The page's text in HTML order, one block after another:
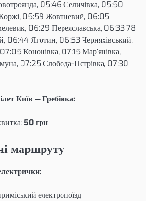
05:46 Селичівка, 05:50
05:59 Жовтневий, 06:05
06:29 Переяславська, 06:33 78
06:44 Яготин, 06:53 Черняхівський,
Кононівка, 07:15 Мар’янівка,
07:25 Слобода-Петрівка, 07:30
Київ — Гребінка:
50 грн
маршруту
електропоїзд